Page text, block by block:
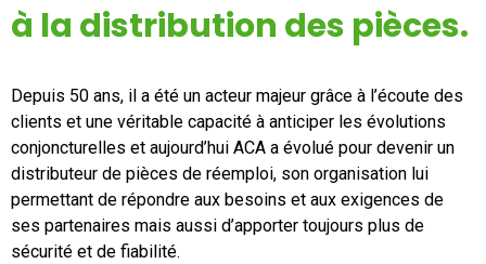
à la distribution des pièces.
Depuis 50 ans, il a été un acteur majeur grâce à l’écoute des
clients et une véritable capacité à anticiper les évolutions
conjoncturelles et aujourd’hui ACA a évolué pour devenir un
distributeur de pièces de réemploi, son organisation lui
permettant de répondre aux besoins et aux exigences de
ses partenaires mais aussi d’apporter toujours plus de
sécurité et de fiabilité.